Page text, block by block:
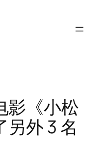
影《小松
外 3 名